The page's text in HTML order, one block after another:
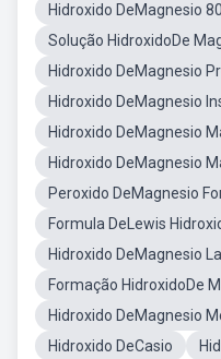
Hidroxido DeMagnesio
Solução HidroxidoDe
Hidroxido DeMagnesio
Hidroxido DeMagnesio
Hidroxido DeMagnesio
Hidroxido DeMagnesio
Peroxido DeMagnesio
Formula DeLewis
Hidroxido DeMagnesio
Formação HidroxidoDe
Hidroxido DeMagnesio
Hidroxido DeCasio